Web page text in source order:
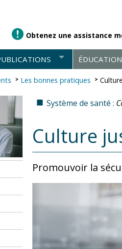
Obtenez une assistance
Les bonnes pratiques
■ Système de santé :
Culture
Promouvoir la